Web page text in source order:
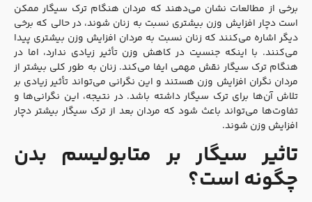
برخی از مطالعات نشان می‌دهند که مردان هنگام ترک سیگار ممکن
است دچار افزایش وزن بیشتری نسبت به زنان شوند، در حالی که برخی
دیگر اشاره می‌کنند که زنان نسبت به مردان افزایش وزن بیشتری پیدا
می‌کنند. با اینکه جنسیت در کاهش وزن تأثیر زیادی ندارد، اما در
هنگام ترک سیگار نقش مهمی ایفا می‌کند. زنان به طور کلی بیشتر از
مردان نگران افزایش وزن هستند و این نگرانی می‌تواند تأثیر زیادی بر
تلاش آن‌ها برای ترک سیگار داشته باشد. در نتیجه، این نگرانی‌ها و
تفاوت‌ها می‌تواند باعث شود که مردان بعد از ترک سیگار بیشتر دچار
افزایش وزن شوند.
تاثیر سیگار بر متابولیسم بدن
چگونه است؟